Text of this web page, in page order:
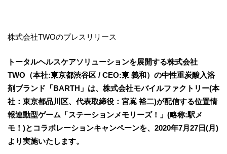
株式会社TWOのプレスリリース
トータルヘルスケアソリューションを展開する株式会社
TWO（本社:東京都渋谷区 / CEO:東 義和）の中性重炭酸入浴
剤ブランド「BARTH」は、株式会社モバイルファクトリー(本
社：東京都品川区、代表取締役：宮嶌 裕二)が配信する位置情
報連動型ゲーム「ステーションメモリーズ！」(略称:駅メ
モ！)とコラボレーションキャンペーンを、2020年7月27日(月)
より実施いたします。